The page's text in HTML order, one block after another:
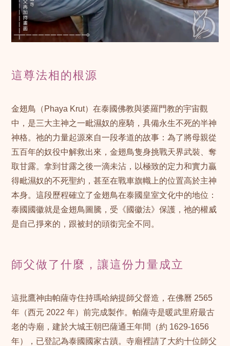
這尊法相的根源
金翅鳥（Phaya Krut）在泰國佛教與婆羅門教的宇宙觀
中，是三大主神之一毗濕奴的座騎，具備永生不死的半神
神格。祂的力量起源來自一段孝道的故事：為了將母親從
五百年的奴役中解救出來，金翅鳥隻身挑戰天界武裝、奪
取甘露。拿到甘露之後一滴未沾，以極致的定力和實力贏
得毗濕奴的不死聖約，甚至在戰車旗幟上的位置高於主神
本身。這段歷程確立了金翅鳥在泰國皇室文化中的地位：
泰國國徽就是金翅鳥圖騰，受《國徽法》保護，祂的權威
是自己掙來的，跟被封的頭銜完全不同。
師父做了什麼，讓這份力量成立
這批鷹神由帕薩寺住持瑪哈納提師父督造，在佛曆 2565
年（西元 2022 年）前完成製作。帕薩寺是暖武里府最古
老的寺廟，建於大城王朝巴薩通王年間（約 1629-1656
年），已登記為泰國國家古蹟。寺廟裡請了大約十位師父